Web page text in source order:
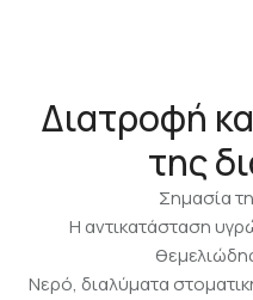
Διατροφή
της
Σημασία
Η αντικατάσταση
Νερό, διαλύματα